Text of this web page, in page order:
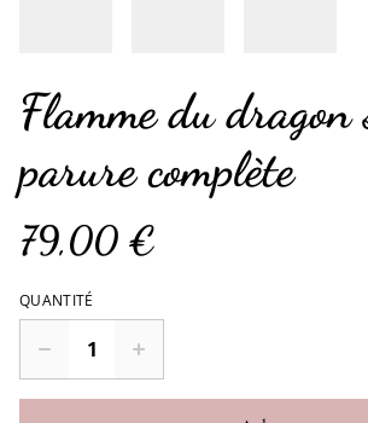
Flamme du dragon
parure complète
79,00 €
QUANTITÉ